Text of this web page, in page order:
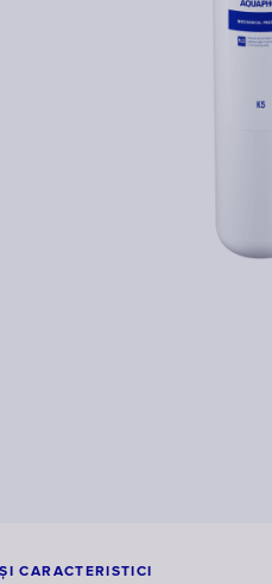
CARACTERISTICI